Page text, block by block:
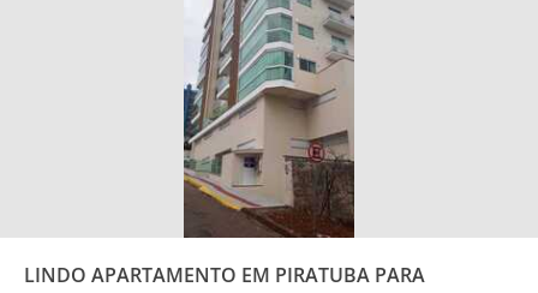
LINDO APARTAMENTO EM PIRATUBA PARA